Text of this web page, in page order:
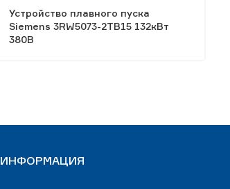
Устройство плавного пуска
Siemens 3RW5073-2TB15 132кВт
380В
ИНФОРМАЦИЯ